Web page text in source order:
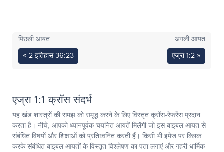
पिछली आयत
« 2 इतिहास 36:23
अगली आयत
एज्रा 1:2 »
एज्रा 1:1 क्रॉस संदर्भ
यह खंड शास्त्रों की समझ को समृद्ध करने के लिए विस्तृत क्रॉस-रेफरेंस प्रदान
करता है। नीचे, आपको ध्यानपूर्वक चयनित आयतें मिलेंगी जो इस बाइबल आयत से
संबंधित विषयों और शिक्षाओं को प्रतिध्वनित करती हैं। किसी भी इमेज पर क्लिक
करके संबंधित बाइबल आयतों के विस्तृत विश्लेषण का पता लगाएं और गहरी धार्मिक